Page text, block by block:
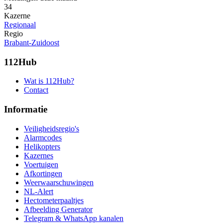
34
Kazerne
Regionaal
Regio
Brabant-Zuidoost
112Hub
Wat is 112Hub?
Contact
Informatie
Veiligheidsregio's
Alarmcodes
Helikopters
Kazernes
Voertuigen
Afkortingen
Weerwaarschuwingen
NL-Alert
Hectometerpaaltjes
Afbeelding Generator
Telegram & WhatsApp kanalen